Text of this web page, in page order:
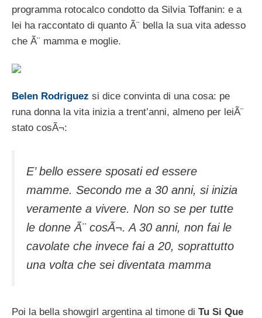
programma rotocalco condotto da Silvia Toffanin: e a
lei ha raccontato di quanto Ã¨ bella la sua vita adesso
che Ã¨ mamma e moglie.
Belen Rodriguez si dice convinta di una cosa: pe
runa donna la vita inizia a trent’anni, almeno per leiÃ¨
stato cosÃ¬:
E’ bello essere sposati ed essere
mamme. Secondo me a 30 anni, si inizia
veramente a vivere. Non so se per tutte
le donne Ã¨ cosÃ¬. A 30 anni, non fai le
cavolate che invece fai a 20, soprattutto
una volta che sei diventata mamma
Poi la bella showgirl argentina al timone di Tu Si Que